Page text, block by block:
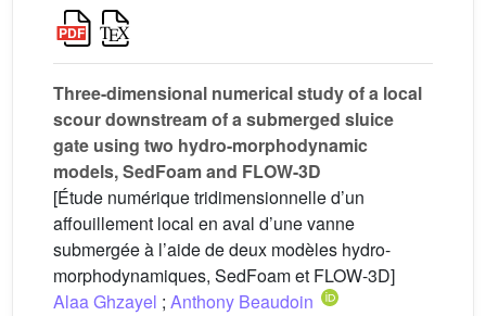
Three-dimensional numerical study of a local
scour downstream of a submerged sluice
gate using two hydro-morphodynamic
models, SedFoam and FLOW-3D
[Étude numérique tridimensionnelle d’un
affouillement local en aval d’une vanne
submergée à l’aide de deux modèles hydro-
morphodynamiques, SedFoam et FLOW-3D]
Alaa Ghzayel ; Anthony Beaudoin